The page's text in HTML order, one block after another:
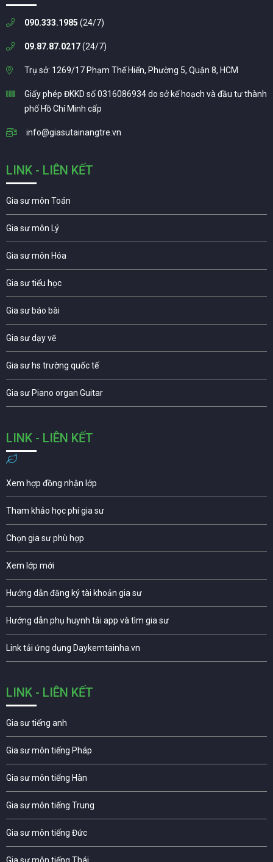
090.333.1985 (24/7)
09.87.87.0217(24/7)
Trụ sở: 1269/17 Phạm Thế Hiển, Phường 5, Quận 8, HCM
Giấy phép ĐKKD số 0316086934 do sở kế hoạch và đầu tư thành
phố Hồ Chí Minh cấp
info@giasutainangtre.vn
LINK - LIÊN KẾT
Gia sư môn Toán
Gia sư môn Lý
Gia sư môn Hóa
Gia sư tiểu học
Gia sư báo bài
Gia sư dạy vẽ
Gia sư hs trường quốc tế
Gia sư Piano organ Guitar
LINK - LIÊN KẾT
Xem hợp đồng nhận lớp
Tham khảo học phí gia sư
Chọn gia sư phù hợp
Xem lớp mới
Hướng dẫn đăng ký tài khoản gia sư
Hướng dẫn phụ huynh tải app và tìm gia sư
Link tải ứng dụng Daykemtainha.vn
LINK - LIÊN KẾT
Gia sư tiếng anh
Gia sư môn tiếng Pháp
Gia sư môn tiếng Hàn
Gia sư môn tiếng Trung
Gia sư môn tiếng Đức
Gia sư môn tiếng Thái